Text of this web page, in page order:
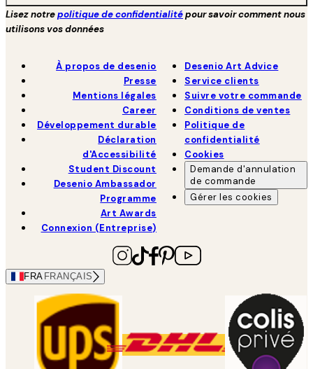
Lisez notrepolitique de confidentialitépour savoir comment nous
utilisons vos données
À propos de desenio
Presse
Mentions légales
Career
Développement durable
Déclaration
d'Accessibilité
Student Discount
Desenio Ambassador
Programme
Art Awards
Connexion (Entreprise)
Desenio Art Advice
Service clients
Suivre votre commande
Conditions de ventes
Politique de
confidentialité
Cookies
Demande d'annulation
de commande
Gérer les cookies
FRA FRANÇAIS